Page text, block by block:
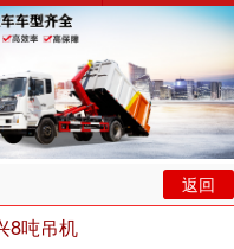
返回
8吨吊机